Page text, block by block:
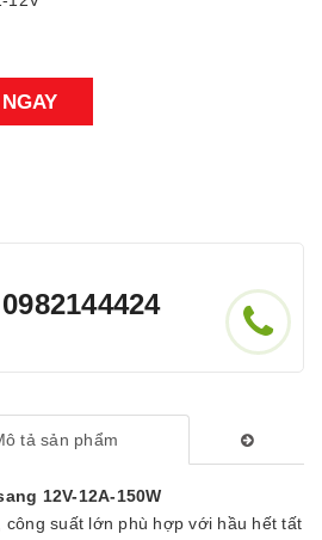
tả sản phẩm
12V-12A-150W
công suất lớn phù hợp với hầu hết tất